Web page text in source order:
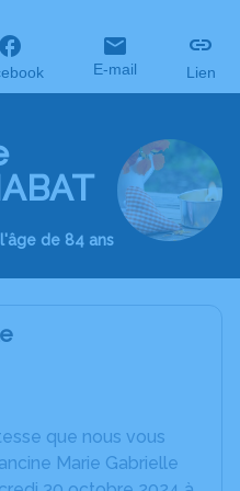
E-mail Lien
de 84 ans
que nous vous
Marie Gabrielle